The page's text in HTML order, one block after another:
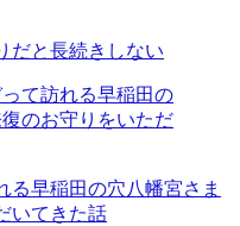
だと長続きしない
る早稲田の穴八幡宮さま
いてきた話